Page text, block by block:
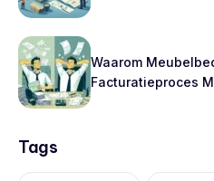
Waarom
Facturatieproces
Tags